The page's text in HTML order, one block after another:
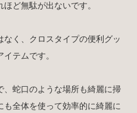
ど無駄が出ないです。
く、クロスタイプの便利グッ
テムです。
、蛇口のような場所も綺麗に掃
も全体を使って効率的に綺麗に